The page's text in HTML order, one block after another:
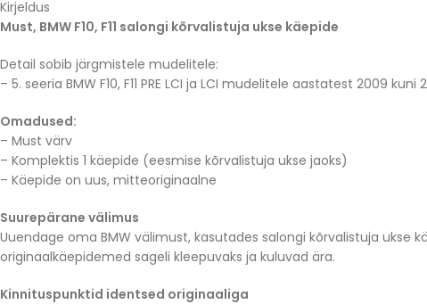
Kirjeldus
Must, BMW F10, F11 salongi kõrvalistuja ukse käepide
Detail sobib järgmistele mudelitele:
– 5. seeria BMW F10, F11 PRE LCI ja LCI mudelitele aastatest 2009 kuni
Omadused:
– Must värv
– Komplektis 1 käepide (eesmise kõrvalistuja ukse jaoks)
– Käepide on uus, mitteoriginaalne
Suurepärane välimus
Uuendage oma BMW välimust, kasutades salongi kõrvalistuja
originaalkäepidemed sageli kleepuvaks ja kuluvad ära.
Kinnituspunktid identsed originaaliga